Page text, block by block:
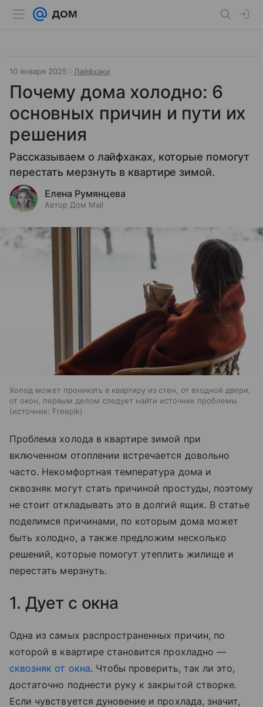
10 января 2025 Лайфхаки
Почему дома холодно: 6
основных причин и пути их
решения
Рассказываем о лайфхаках, которые помогут
перестать мерзнуть в квартире зимой.
Елена Румянцева
Автор Дом Mail
Холод может проникать в квартиру из стен, от входной двери,
от окон, первым делом следует найти источник проблемы
источник: Freepik
Проблема холода в квартире зимой при
включенном отоплении встречается довольно
часто. Некомфортная температура дома и
сквозняк могут стать причиной простуды, поэтому
не стоит откладывать это в долгий ящик. В статье
поделимся причинами, по которым дома может
быть холодно, а также предложим несколько
решений, которые помогут утеплить жилище и
перестать мерзнуть.
1. Дует с окна
Одна из самых распространенных причин, по
которой в квартире становится прохладно —
сквозняк от окна. Чтобы проверить, так ли это,
достаточно поднести руку к закрытой створке.
Если чувствуется дуновение и прохлада, значит,